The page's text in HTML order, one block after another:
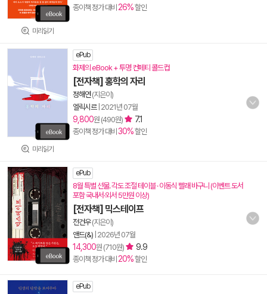
미리읽기
종이책 정가 대비 26%할인
미리읽기
ePub
화제의 eBook + 투명 컨페티 콜드컵
[전자책] 홍학의 자리
정해연(지은이)
엘릭시르| 2021년 07월
9,800원 (490원) 7.1
종이책 정가 대비 30%할인
ePub
8월 특별 선물. 각도 조절 테이블 · 이동식 빨래 바구니 (이벤트 도서
포함 국내서·외서 5만원 이상)
[전자책] 믹스테이프
전건우(지은이)
앤드(&) 2026년 07월
14,300원 (710원) 9.9
종이책 정가 대비 20%할인
ePub